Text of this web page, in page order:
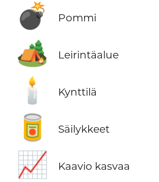
💣 Pommi
🏕️ Leirintäalue
🕯️ Kynttilä
🥫 Säilykkeet
📈 Kaavio kasvaa